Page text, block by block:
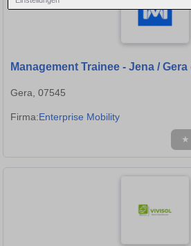
Management Trainee - Jena / Gera
Gera, 07545
Firma:Enterprise Mobility
★